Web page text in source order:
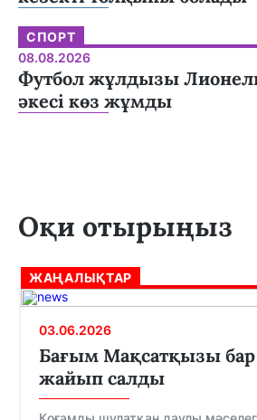
СПОРТ
08.08.2026
Футбол жұлдызы
әкесі көз жұмды
Оқи отырыңыз
ЖАҢАЛЫҚТАР
03.06.2026
Бағым Мақсатқызы
жайып салды